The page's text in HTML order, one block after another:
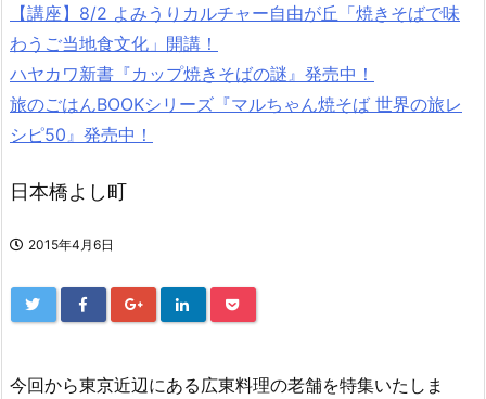
【講座】8/2 よみうりカルチャー自由が丘「焼きそばで味
わうご当地食文化」開講！
ハヤカワ新書『カップ焼きそばの謎』発売中！
旅のごはんBOOKシリーズ『マルちゃん焼そば 世界の旅レ
シピ50』発売中！
日本橋よし町
2015年4月6日
今回から東京近辺にある広東料理の老舗を特集いたしま